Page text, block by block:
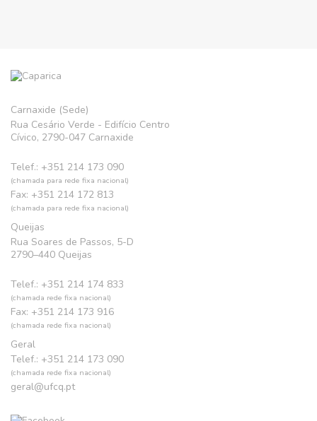
Carnaxide (Sede)
Rua Cesário Verde - Edifício Centro
Cívico, 2790-047 Carnaxide
Telef.: +351 214 173 090
(chamada para rede fixa nacional)
Fax: +351 214 172 813
(chamada para rede fixa nacional)
Queijas
Rua Soares de Passos, 5-D
2790–440 Queijas
Telef.: +351 214 174 833
(chamada rede fixa nacional)
Fax: +351 214 173 916
(chamada rede fixa nacional)
Geral
Telef.: +351 214 173 090
(chamada rede fixa nacional)
geral@ufcq.pt